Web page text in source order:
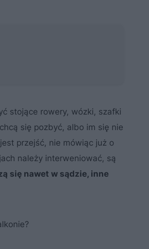
stojące rowery, wózki, szafki
się pozbyć, albo im się nie
przejść, nie mówiąc już o
należy interweniować, są
się nawet w sądzie, inne